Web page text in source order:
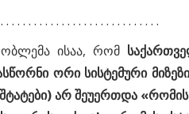
. . . . . . . . . . . . . . . . . . . . . . . . . . . .
ისაა, რომ
ორი სისტემური
არ შეუერთდა